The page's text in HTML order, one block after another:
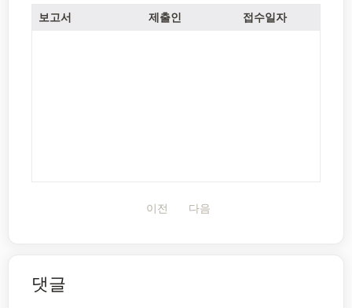
보고서 제출인 접수일자
이전 다음
댓글